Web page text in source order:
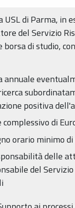
USL di Parma,
del Servizio
borsa di studio,
annuale
positiva
complessivo di
orario minimo
delle
del